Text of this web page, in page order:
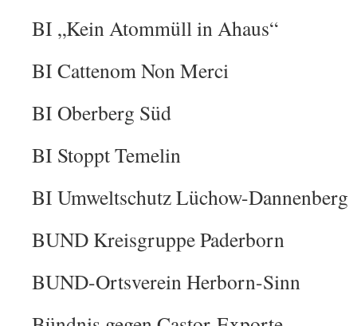
BI „Kein Atommüll in Ahaus“
BI Cattenom Non Merci
BI Oberberg Süd
BI Stoppt Temelin
BI Umweltschutz Lüchow-Dannenberg
BUND Kreisgruppe Paderborn
BUND-Ortsverein Herborn-Sinn